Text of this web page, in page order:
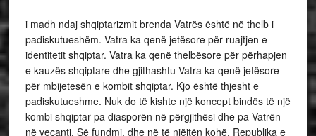
i madh ndaj shqiptarizmit brenda Vatrës është në thelb i
padiskutueshëm. Vatra ka qenë jetësore për ruajtjen e
identitetit shqiptar. Vatra ka qenë thelbësore për përhapjen
e kauzës shqiptare dhe gjithashtu Vatra ka qenë jetësore
për mbijetesën e kombit shqiptar. Kjo është thjesht e
padiskutueshme. Nuk do të kishte një koncept bindës të një
kombi shqiptar pa diasporën në përgjithësi dhe pa Vatrën
në veçanti. Së fundmi, dhe në të njëjtën kohë, Republika e